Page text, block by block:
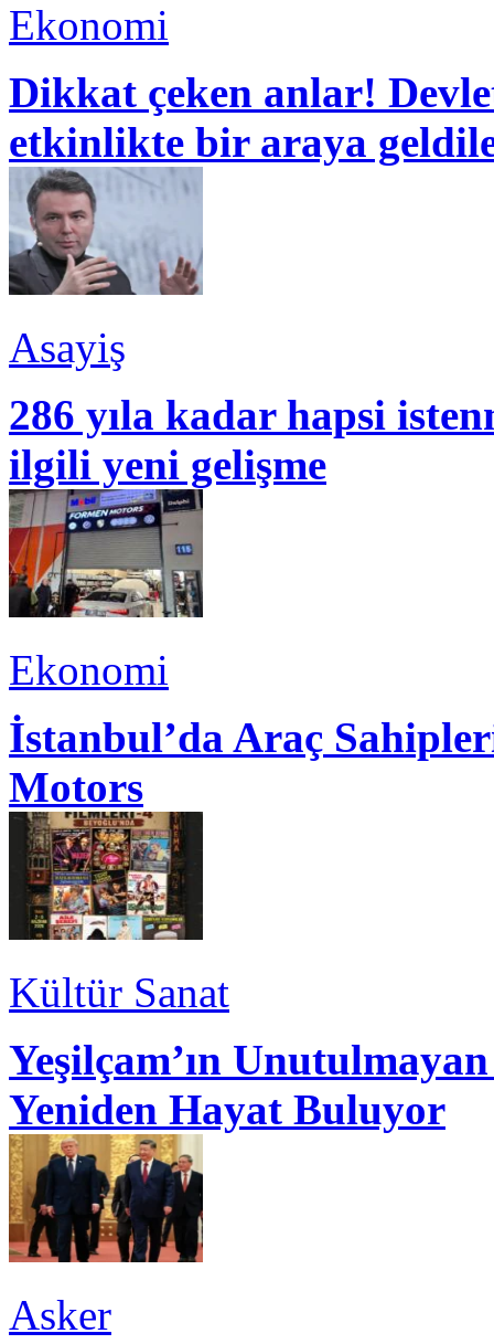
Ekonomi
Dikkat çeken anlar!
etkinlikte bir araya
Asayiş
286 yıla kadar hapsi
ilgili yeni gelişme
Ekonomi
İstanbul’da Araç
Motors
Kültür Sanat
Yeşilçam’ın
Yeniden Hayat Buluyor
Asker